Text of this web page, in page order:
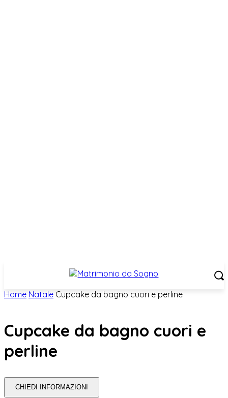
Home Natale Cupcake da bagno cuori e perline
Cupcake da bagno cuori e
perline
CHIEDI INFORMAZIONI